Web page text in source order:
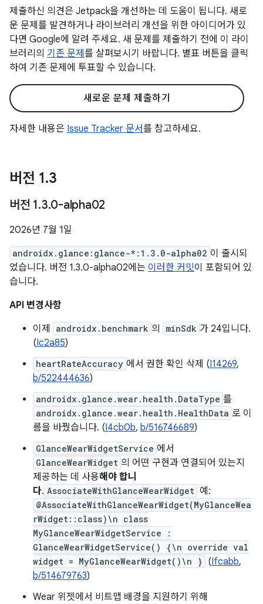
제출하신 의견은 Jetpack을 개선하는 데 도움이 됩니다. 새로
운 문제를 발견하거나 라이브러리 개선을 위한 아이디어가 있
다면 Google에 알려 주세요. 새 문제를 제출하기 전에 이 라이
브러리의 기존 문제 를 살펴보시기 바랍니다. 별표 버튼을 클릭
하여 기존 문제에 투표할 수 있습니다.
새로운 문제 제출하기
자세한 내용은 Issue Tracker 문서를 참고하세요.
버전 1.3
버전 1.3.0-alpha02
2026년 7월 1일
androidx.glance:glance-*:1.3.0-alpha02 이 출시되
었습니다. 버전 1.3.0-alpha02에는 이러한 커밋이 포함되어 있
습니다.
API 변경사항
이제
androidx.benchmark 의 minSdk 가 24입니다.
(Ic2a85)
heartRateAccuracy 에서 권한 확인 삭제 (I14269,
b/522444636)
androidx.glance.wear.health.DataType 를
androidx.glance.wear.health.HealthData 로 이
름을 바꿨습니다. (I4cb0b, b/516746689)
GlanceWearWidgetService 에서
GlanceWearWidget 의 어떤 구현과 연결되어 있는지
제공하는 데 사용해야 합니
다. AssociateWithGlanceWearWidget 예:
@AssociateWithGlanceWearWidget(MyGlanceWea
rWidget::class)\n class
MyGlanceWearWidgetService :
GlanceWearWidgetService() {\n override val
widget = MyGlanceWearWidget()\n } (Ifcabb,
b/514679763)
Wear 위젯에서 비트맵 배경을 지원하기 위해